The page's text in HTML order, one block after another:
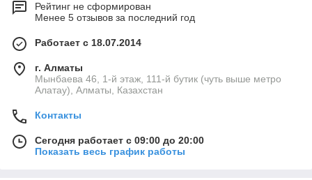
Рейтинг не сформирован
Менее 5 отзывов за последний год
Работает с 18.07.2014
г. Алматы
Мынбаева 46, 1-й этаж, 111-й бутик (чуть выше метро
Алатау), Алматы, Казахстан
Контакты
Сегодня работает с 09:00 до 20:00
Показать весь график работы